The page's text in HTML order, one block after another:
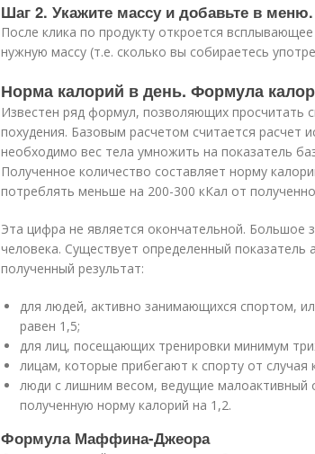
Шаг 2. Укажите массу и добавьте в меню.
После клика по продукту откроется
нужную массу (т.е. сколько вы собираетесь
Норма калорий в день. Формула
Известен ряд формул, позволяющих просчитать
похудения. Базовым расчетом считается расчет
необходимо вес тела умножить на показатель
Полученное количество составляет норму
потреблять меньше на 200-300 кКал от
Эта цифра не является окончательной. Большое
человека. Существует определенный
полученный результат:
для людей, активно занимающихся спортом,
равен 1,5;
для лиц, посещающих тренировки минимум
лицам, которые прибегают к спорту от случая
люди с лишним весом, ведущие
полученную норму калорий на 1,2.
Формула Маффина-Джеора